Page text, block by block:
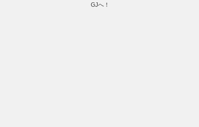
GJへ！